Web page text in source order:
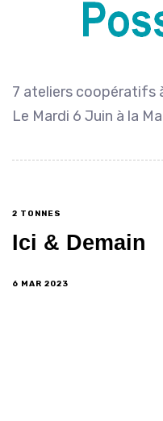
7 ateliers coopératifs
Le Mardi 6 Juin à la
2 TONNES
Ici & Demain
6 MAR 2023